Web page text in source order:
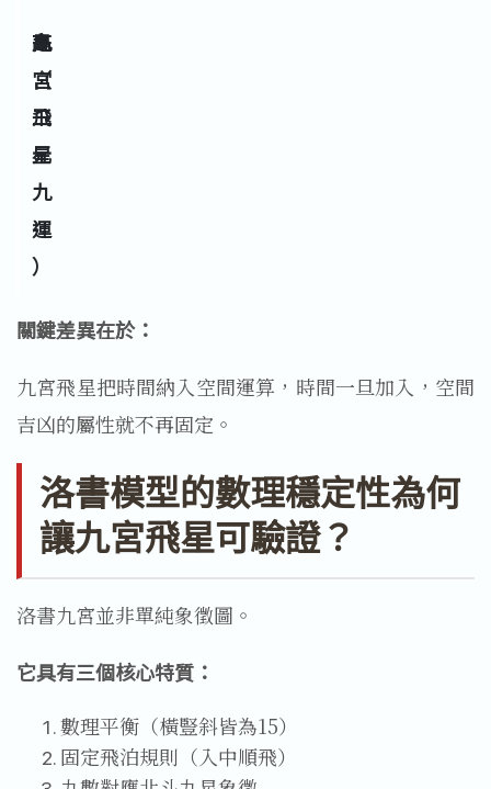
九
宮
飛
星
是
（
三
元
九
運
）
高
高
關鍵差異在於：
九宮飛星把時間納入空間運算，時間一旦加入，空間
吉凶的屬性就不再固定。
洛書模型的數理穩定性為何
讓九宮飛星可驗證？
洛書九宮並非單純象徵圖。
它具有三個核心特質：
數理平衡（橫豎斜皆為15）
固定飛泊規則（入中順飛）